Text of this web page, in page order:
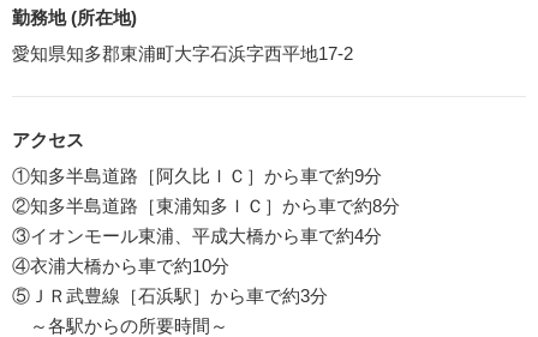
勤務地 (所在地)
愛知県知多郡東浦町大字石浜字西平地17-2
アクセス
①知多半島道路［阿久比ＩＣ］から車で約9分
②知多半島道路［東浦知多ＩＣ］から車で約8分
③イオンモール東浦、平成大橋から車で約4分
④衣浦大橋から車で約10分
⑤ＪＲ武豊線［石浜駅］から車で約3分
～各駅からの所要時間～